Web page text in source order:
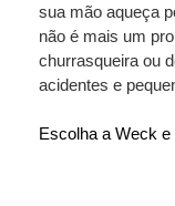
sua mão aqueça
não é mais um
churrasqueira ou
acidentes e
Escolha a Weck